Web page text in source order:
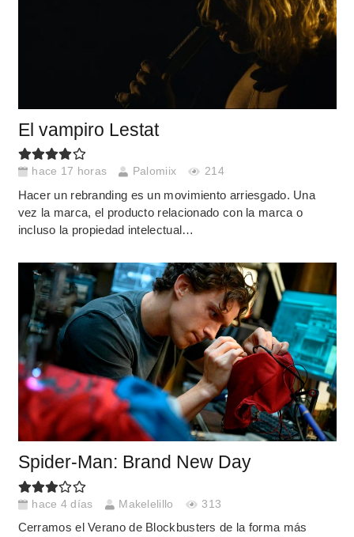
El vampiro Lestat
hace 17 horas Palomiix 214
Hacer un rebranding es un movimiento arriesgado. Una
vez la marca, el producto relacionado con la marca o
incluso la propiedad intelectual…
Spider-Man: Brand New Day
hace 4 días Makelelillo 313
Cerramos el Verano de Blockbusters de la forma más